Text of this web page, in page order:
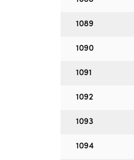
1089
1090
1091
1092
1093
1094